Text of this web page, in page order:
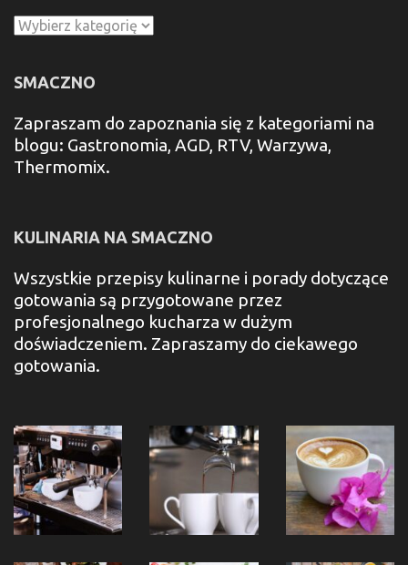
Kategorie
SMACZNO
Zapraszam do zapoznania się z kategoriami na
blogu: Gastronomia, AGD, RTV, Warzywa,
Thermomix.
KULINARIA NA SMACZNO
Wszystkie przepisy kulinarne i porady dotyczące
gotowania są przygotowane przez
profesjonalnego kucharza w dużym
doświadczeniem. Zapraszamy do ciekawego
gotowania.